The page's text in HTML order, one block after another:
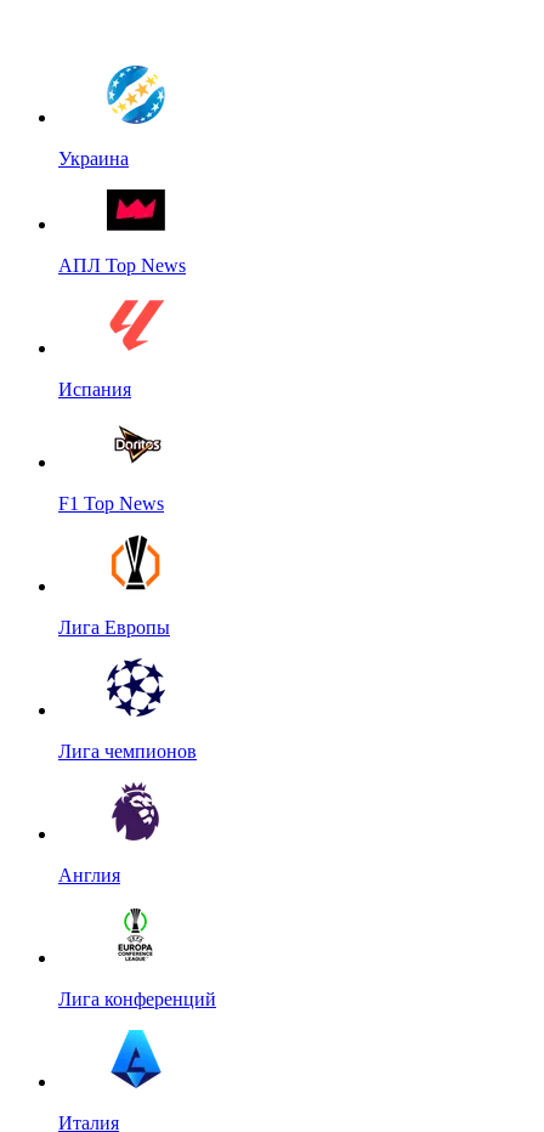
Украина
АПЛ Top News
Испания
F1 Top News
Лига Европы
Лига чемпионов
Англия
Лига конференций
Италия